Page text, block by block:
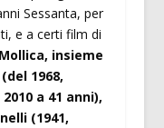
Sessanta, per
e a certi film di
insieme
1968,
a 41 anni),
(1941,